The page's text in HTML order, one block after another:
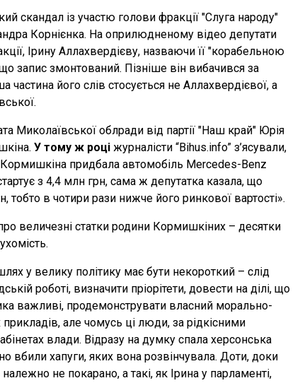
скандал із участю голови фракції "Слуга народу"
Корнієнка. На оприлюдненому відео депутати
Ірину Аллахвердієву, назваючи її "корабельною
запис змонтований. Пізніше він вибачився за
його слів стосується не Аллахвердієвої, а
Миколаївської облради від партії "Наш край" Юрія
У тому ж році журналісти “Bihus.info” з’ясували,
придбала автомобіль Mercedes-Benz
з 4,4 млн грн, сама ж депутатка казала, що
в чотири рази нижче його ринкової вартості».
величезні статки родини Кормишкіних – десятки
у велику політику має бути некороткий – слід
роботі, визначити пріорітети, довести на ділі, що
важливі, продемонструвати власний морально-
але чомусь ці люди, за рідкісними
влади. Відразу на думку спала херсонська
вбили хапуги, яких вона розвінчувала. Доти, доки
не покарано, а такі, як Ірина у парламенті,